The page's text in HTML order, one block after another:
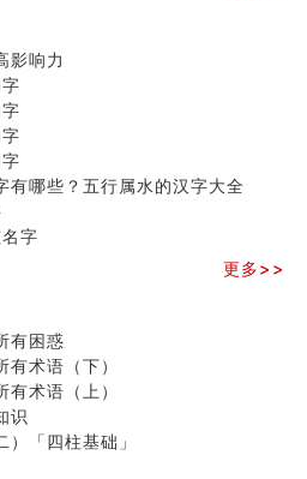
哪些？五行属水的汉字大全
影响力
有哪些？五行属水的汉字大全
字
更多>>
有困惑
术语（下）
术语（上）
识
「四柱基础」